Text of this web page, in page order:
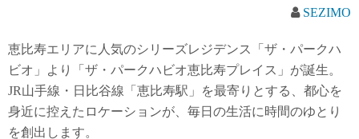
SEZIMO
恵比寿エリアに人気のシリーズレジデンス「ザ・パークハ
ビオ」より「ザ・パークハビオ恵比寿プレイス」が誕生。
JR山手線・日比谷線「恵比寿駅」を最寄りとする、都心を
身近に控えたロケーションが、毎日の生活に時間のゆとり
を創出します。